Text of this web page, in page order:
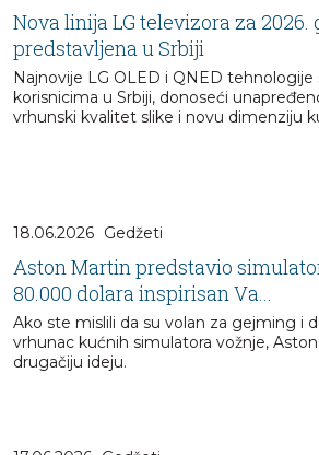
Nova linija LG televizora za 2026.
predstavljena u Srbiji
Najnovije LG OLED i QNED tehnologije
korisnicima u Srbiji, donoseći
vrhunski kvalitet slike i novu dimenziju
18.06.2026 Gedžeti
Aston Martin predstavio
80.000 dolara inspirisan Va...
Ako ste mislili da su volan za gejming i
vrhunac kućnih simulatora vožnje,
drugačiju ideju.